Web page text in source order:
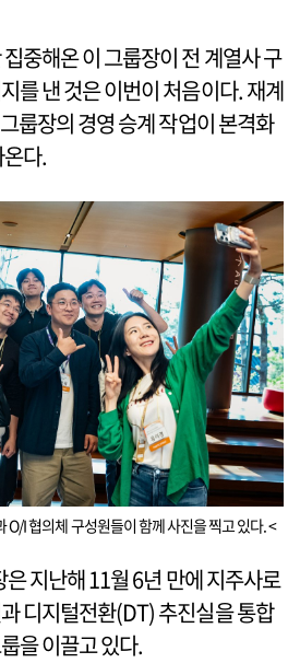
중해온 이 그룹장이 전 계열사 구
를 낸 것은 이번이 처음이다. 재계
룹장의 경영 승계 작업이 본격화
다.
O/I 협의체 구성원들이 함께 사진을 찍고 있다. <
지난해 11월 6년 만에 지주사로
디지털전환(DT) 추진실을 통합
을 이끌고 있다.